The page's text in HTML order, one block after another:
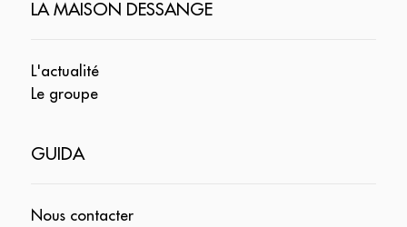
LA MAISON DESSANGE
L'actualité
Le groupe
GUIDA
Nous contacter